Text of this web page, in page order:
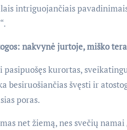
intriguojančiais
nakvynė jurtoje, miško
pasipuošęs kurortas,
besiruošiančias švęsti ir
poras.
net žiemą, nes svečių